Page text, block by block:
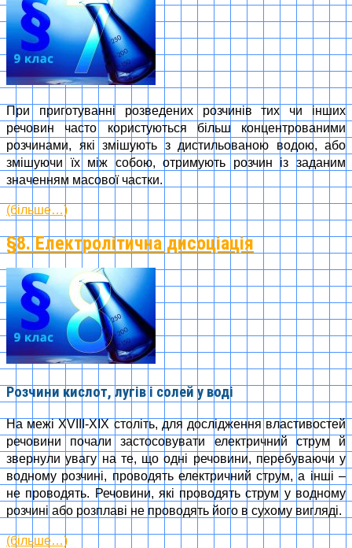
При приготуванні розведених розчинів тих чи інших
речовин часто користуються більш концентрованими
розчинами, які змішують з дистильованою водою, або
змішуючи їх між собою, отримують розчин із заданим
значенням масової частки.
(більше…)
§8. Електролітична дисоціація
Розчини кислот, лугів і солей у воді
На межі XVIII-XIX століть, для дослідження властивостей
речовини почали застосовувати електричний струм й
звернули увагу на те, що одні речовини, перебуваючи у
водному розчині, проводять електричний струм, а інші –
не проводять. Речовини, які проводять струм у водному
розчині або розплаві не проводять його в сухому вигляді.
(більше…)